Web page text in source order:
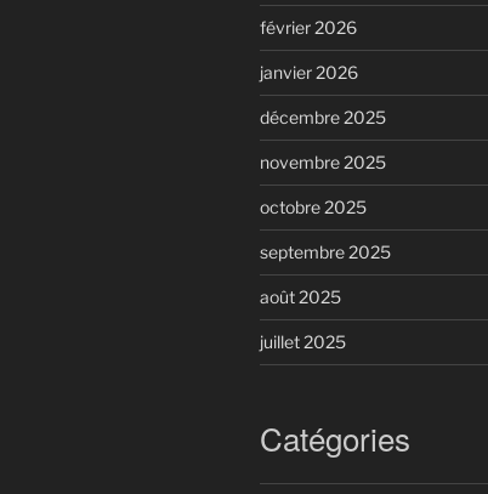
février 2026
janvier 2026
décembre 2025
novembre 2025
octobre 2025
septembre 2025
août 2025
juillet 2025
Catégories